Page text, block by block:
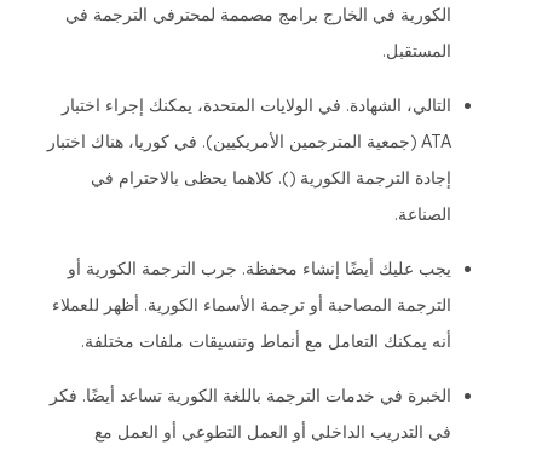
الكورية في الخارج برامج مصممة لمحترفي الترجمة في
المستقبل.
التالي، الشهادة. في الولايات المتحدة، يمكنك إجراء اختبار
ATA (جمعية المترجمين الأمريكيين). في كوريا، هناك اختبار
إجادة الترجمة الكورية (). كلاهما يحظى بالاحترام في
الصناعة.
يجب عليك أيضًا إنشاء محفظة. جرب الترجمة الكورية أو
الترجمة المصاحبة أو ترجمة الأسماء الكورية. أظهر للعملاء
أنه يمكنك التعامل مع أنماط وتنسيقات ملفات مختلفة.
الخبرة في خدمات الترجمة باللغة الكورية تساعد أيضًا. فكر
في التدريب الداخلي أو العمل التطوعي أو العمل مع